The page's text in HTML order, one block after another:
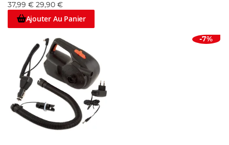
37,99 € 29,90 €
Ajouter Au Panier
-7%